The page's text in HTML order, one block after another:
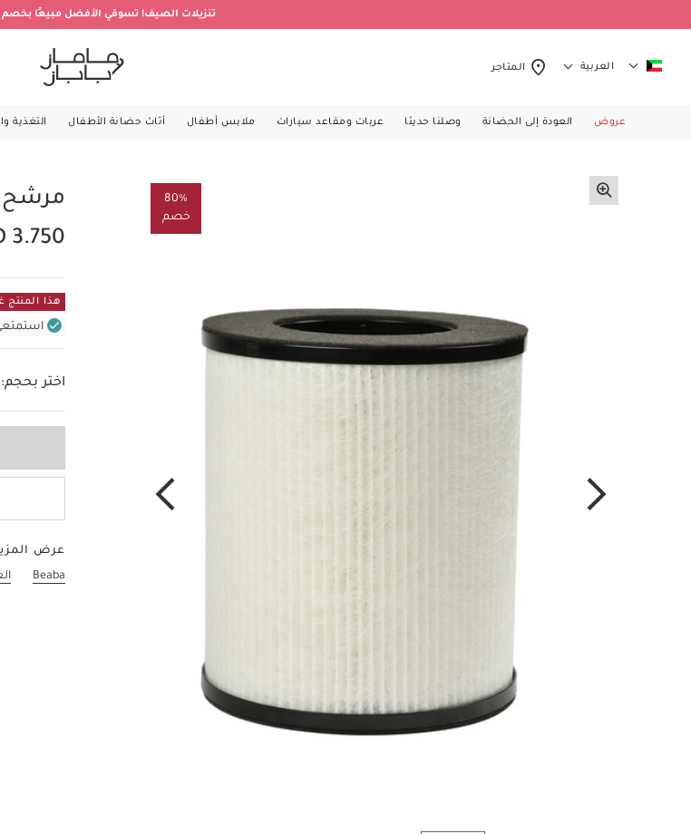
تنزيلات الصيف! تسوقي الأفضل مبيعًا بخصم
العربية المتاجر
عروض العودة إلى الحضانة وصلنا حديثا عربات ومقاعد سيارات ملابس أطفال أثاث حضانة الأطفال التغذية
80%
خصم
مرشح
3.750
هذا المنتج
استمتعي
اختر بحجم:
عرض
Beaba